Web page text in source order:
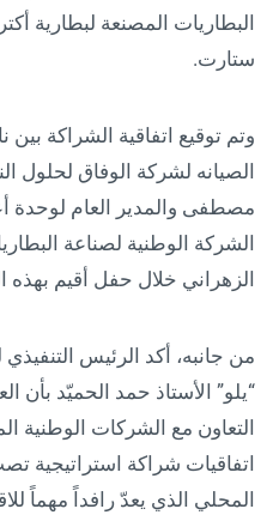
البطاريات المصنعة لبطارية
ستارت.
وتم توقيع اتفاقية الشراكة
الصيانه لشركة الوفاق لحلول
مصطفى والمدير العام لوحدة
الشركة الوطنية لصناعة
الزهراني خلال حفل أقيم بهذه
من جانبه، أكد الرئيس
“يلو” الأستاذ حمد الحميّد بأن
التعاون مع الشركات الوطنية
اتفاقيات شراكة استراتيجية
المحلي الذي يعدّ رافداً مهماً